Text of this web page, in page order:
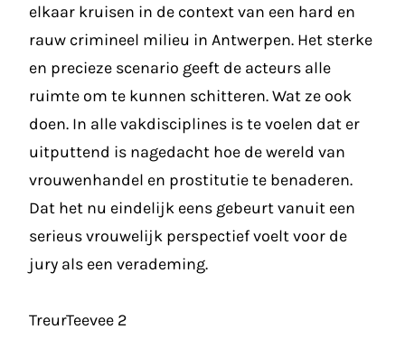
elkaar kruisen in de context van een hard en
rauw crimineel milieu in Antwerpen. Het sterke
en precieze scenario geeft de acteurs alle
ruimte om te kunnen schitteren. Wat ze ook
doen. In alle vakdisciplines is te voelen dat er
uitputtend is nagedacht hoe de wereld van
vrouwenhandel en prostitutie te benaderen.
Dat het nu eindelijk eens gebeurt vanuit een
serieus vrouwelijk perspectief voelt voor de
jury als een verademing.
TreurTeevee 2